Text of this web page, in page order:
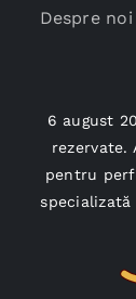
Despre noi
6 august
pentru